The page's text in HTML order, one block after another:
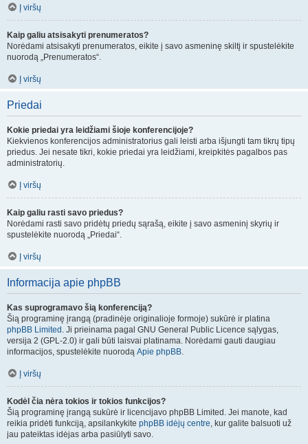
Į viršų
Kaip galiu atsisakyti prenumeratos?
Norėdami atsisakyti prenumeratos, eikite į savo asmeninę skiltį ir spustelėkite
nuorodą „Prenumeratos“.
Į viršų
Priedai
Kokie priedai yra leidžiami šioje konferencijoje?
Kiekvienos konferencijos administratorius gali leisti arba išjungti tam tikrų tipų
priedus. Jei nesate tikri, kokie priedai yra leidžiami, kreipkitės pagalbos pas
administratorių.
Į viršų
Kaip galiu rasti savo priedus?
Norėdami rasti savo pridėtų priedų sąrašą, eikite į savo asmeninį skyrių ir
spustelėkite nuorodą „Priedai“.
Į viršų
Informacija apie phpBB
Kas suprogramavo šią konferenciją?
Šią programinę įrangą (pradinėje originalioje formoje) sukūrė ir platina
phpBB Limited . Ji prieinama pagal GNU General Public Licence sąlygas,
versija 2 (GPL-2.0) ir gali būti laisvai platinama. Norėdami gauti daugiau
informacijos, spustelėkite nuorodą Apie phpBB.
Į viršų
Kodėl čia nėra tokios ir tokios funkcijos?
Šią programinę įrangą sukūrė ir licencijavo phpBB Limited. Jei manote, kad
reikia pridėti funkciją, apsilankykite phpBB idėjų centre, kur galite balsuoti už
jau pateiktas idėjas arba pasiūlyti savo.